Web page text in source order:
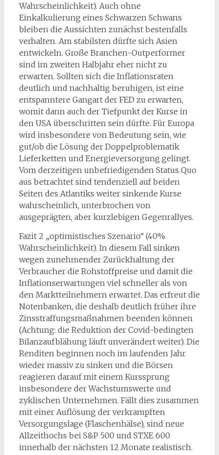
Wahrscheinlichkeit). Auch ohne
Einkalkulierung eines Schwarzen Schwans
bleiben die Aussichten zunächst bestenfalls
verhalten. Am stabilsten dürfte sich Asien
entwickeln. Große Branchen-Outperformer
sind im zweiten Halbjahr eher nicht zu
erwarten. Sollten sich die Inflationsraten
deutlich und nachhaltig beruhigen, ist eine
entspanntere Gangart der FED zu erwarten,
womit dann auch der Tiefpunkt der Kurse in
den USA überschritten sein dürfte. Für Europa
wird insbesondere von Bedeutung sein, wie
gut/ob die Lösung der Doppelproblematik
Lieferketten und Energieversorgung gelingt.
Vom derzeitigen unbefriedigenden Status Quo
aus betrachtet sind tendenziell auf beiden
Seiten des Atlantiks weiter sinkende Kurse
wahrscheinlich, unterbrochen von
ausgeprägten, aber kurzlebigen Gegenrallyes.
Fazit 2 „optimistisches Szenario“ (40%
Wahrscheinlichkeit). In diesem Fall sinken
wegen zunehmender Zurückhaltung der
Verbraucher die Rohstoffpreise und damit die
Inflationserwartungen viel schneller als von
den Marktteilnehmern erwartet. Das erfreut die
Notenbanken, die deshalb deutlich früher ihre
Zinsstraffungsmaßnahmen beenden können
(Achtung: die Reduktion der Covid-bedingten
Bilanzaufblähung läuft unverändert weiter). Die
Renditen beginnen noch im laufenden Jahr
wieder massiv zu sinken und die Börsen
reagieren darauf mit einem Kurssprung
insbesondere der Wachstumswerte und
zyklischen Unternehmen. Fällt dies zusammen
mit einer Auflösung der verkrampften
Versorgungslage (Flaschenhälse), sind neue
Allzeithochs bei S&P 500 und STXE 600
innerhalb der nächsten 12 Monate realistisch.